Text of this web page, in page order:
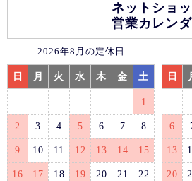
ネットショ
営業カレン
2026年8月の定休日
日 月 火 水 木 金 土
1
2 3 4 5 6 7 8
9 10 11 12 13 14 15
16 17 18 19 20 21 22
日
6
13
20